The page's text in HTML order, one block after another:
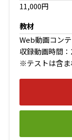
3. ゼロから学
1.有機化合物
有機化合物
異性体（構
有機化合物
転位反応
2.高分子化合
3.天然有機及
11,000円
教材
Web動画コン
収録動画時間
※テストは含ま